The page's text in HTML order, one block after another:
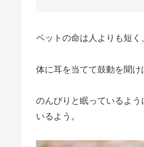
ペットの命は人よりも短く
体に耳を当てて鼓動を聞け
のんびりと眠っているよ
いるよう。